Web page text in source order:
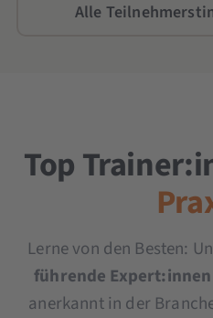
Alle
Top
Lerne von den Besten:
führende
anerkannt in der